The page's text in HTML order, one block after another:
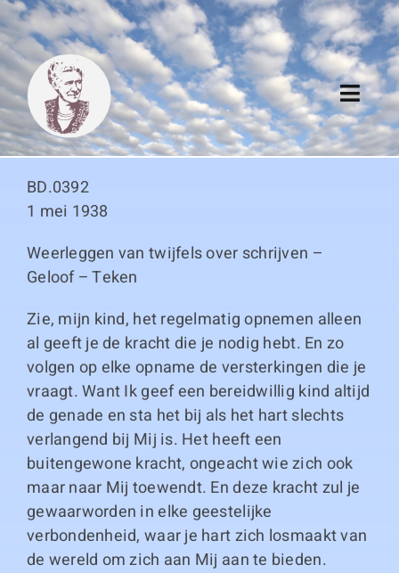
Skip
to
content
Algemeen
Thema boeken
Duitse boeken
Links
BD.0392
1 mei 1938
Weerleggen van twijfels over schrijven –
Geloof – Teken
Zie, mijn kind, het regelmatig opnemen alleen
al geeft je de kracht die je nodig hebt. En zo
volgen op elke opname de versterkingen die je
vraagt. Want Ik geef een bereidwillig kind altijd
de genade en sta het bij als het hart slechts
verlangend bij Mij is. Het heeft een
buitengewone kracht, ongeacht wie zich ook
maar naar Mij toewendt. En deze kracht zul je
gewaarworden in elke geestelijke
verbondenheid, waar je hart zich losmaakt van
de wereld om zich aan Mij aan te bieden.